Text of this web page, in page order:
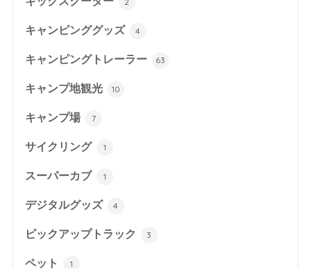
キャンピンググッズ 4
キャンピングトレーラー 63
キャンプ地観光 10
キャンプ場 7
サイクリング 1
スーパーカブ 1
デジタルグッズ 4
ピックアップトラック 3
ペット 1